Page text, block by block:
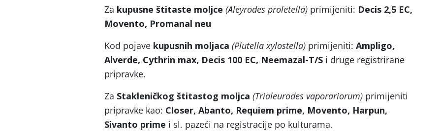
Za kupusne štitaste moljce (Aleyrodes proletella) primijeniti: Decis 2,5 EC,
Movento, Promanal neu
Kod pojave kupusnih moljaca (Plutella xylostella) primijeniti: Ampligo,
Alverde, Cythrin max, Decis 100 EC, Neemazal-T/S i druge registrirane
pripravke.
Za Stakleničkog štitastog moljca (Trialeurodes vaporariorum) primijeniti
pripravke kao: Closer, Abanto, Requiem prime, Movento, Harpun,
Sivanto prime i sl. pazeći na registracije po kulturama.